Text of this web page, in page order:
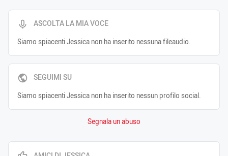
ASCOLTA LA MIA VOCE
Siamo spiacenti Jessica non ha inserito nessuna fileaudio.
SEGUIMI SU
Siamo spiacenti Jessica non ha inserito nessun profilo social.
Segnala un abuso